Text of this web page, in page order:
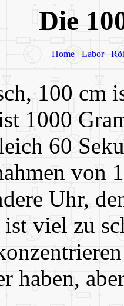
Die
Home Labor
100 cm
1000
60
von
Uhr,
ist viel zu
haben,